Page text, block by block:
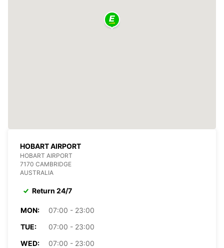
HOBART AIRPORT
HOBART AIRPORT
7170 CAMBRIDGE
AUSTRALIA
Return 24/7
MON:
07:00 - 23:00
TUE:
07:00 - 23:00
WED:
07:00 - 23:00